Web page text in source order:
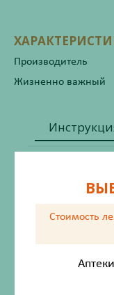
Производитель
Жизненно важный
Описание
Способ
Стоимость